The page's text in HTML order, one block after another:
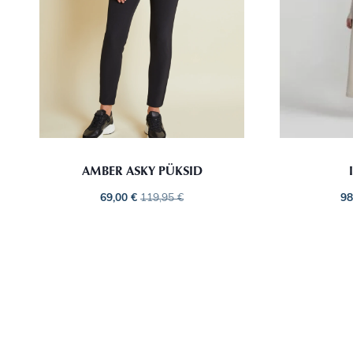
AMBER ASKY PÜKSID
69,00€ 119,95€